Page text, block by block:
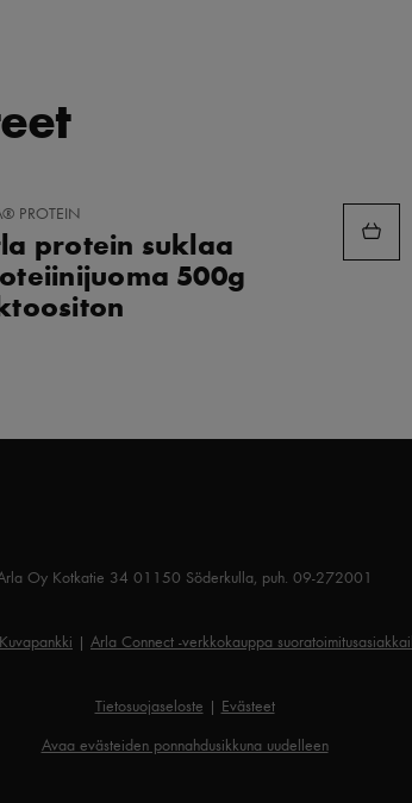
PROTEIN
protein suklaa
500g
Oy Kotkatie 34 01150 Söderkulla, puh. 09-272001
| Arla Connect -verkkokauppa
Tietosuojaseloste | Evästeet
Avaa evästeiden ponnahdusikkuna uudelleen